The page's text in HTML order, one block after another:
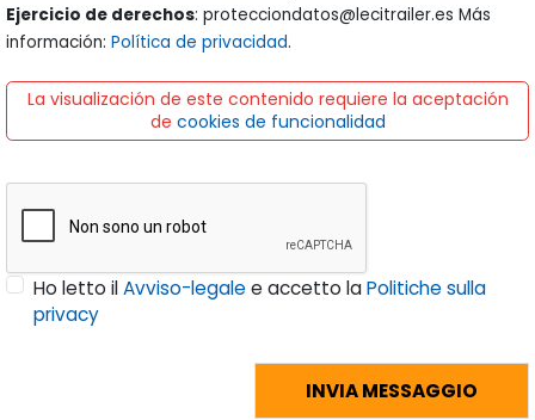
Ejercicio de derechos: protecciondatos@lecitrailer.es Más
información: Política de privacidad.
La visualización de este contenido requiere la aceptación
de cookies de funcionalidad
Ho letto ilAvviso-legalee accetto laPolitiche sulla
privacy